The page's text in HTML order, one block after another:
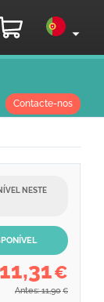
Contacte-nos
NESTE
11,31€
Antes: 11,90 €